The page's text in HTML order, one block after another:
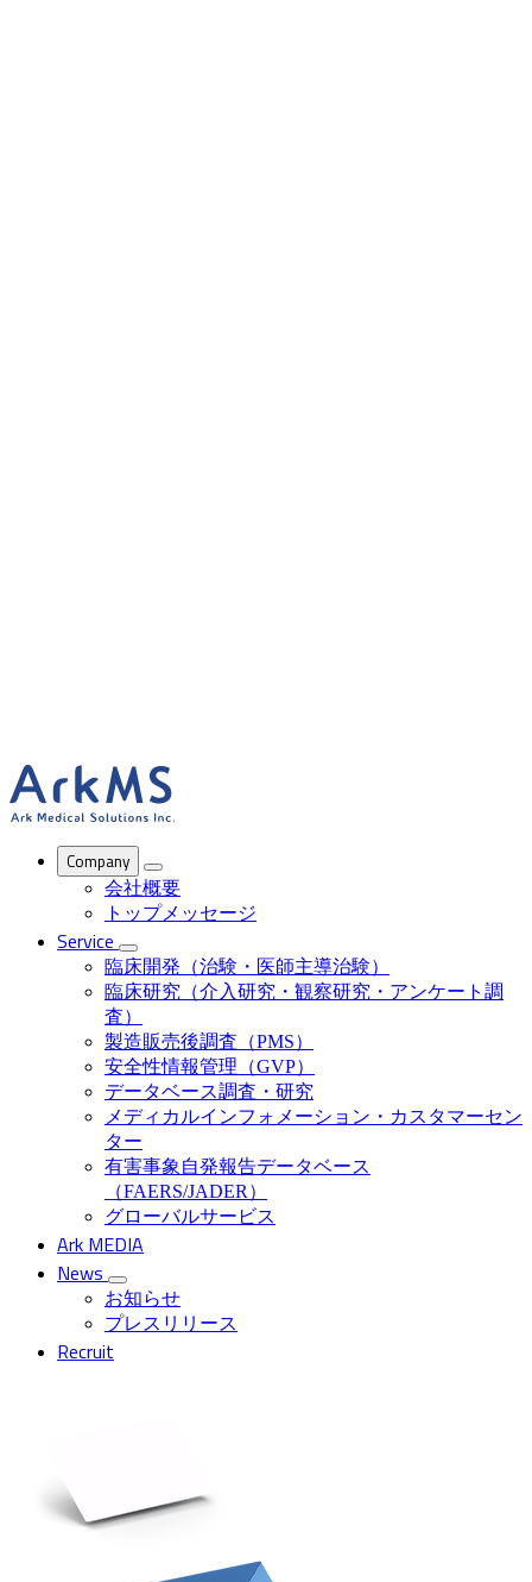
Company
会社概要
トップメッセージ
Service
臨床開発（治験・医師主導治験）
臨床研究（介入研究・観察研究・アンケート調
査）
製造販売後調査（PMS）
安全性情報管理（GVP）
データベース調査・研究
メディカルインフォメーション・カスタマーセン
ター
有害事象自発報告データベース
（FAERS/JADER）
グローバルサービス
Ark MEDIA
News
お知らせ
プレスリリース
Recruit